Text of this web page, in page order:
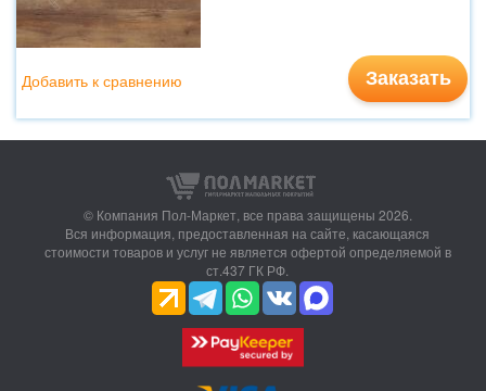
Заказать
Добавить к сравнению
© Компания Пол-Маркет, все права защищены 2026.
Вся информация, предоставленная на сайте, касающаяся
стоимости товаров и услуг не является офертой определяемой в
ст.437 ГК РФ.